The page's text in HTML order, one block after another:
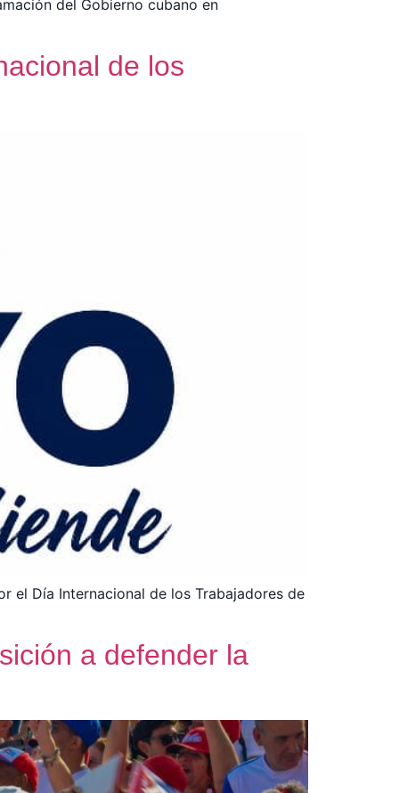
del Gobierno cubano en
de los
el Día Internacional de los Trabajadores de
a defender la